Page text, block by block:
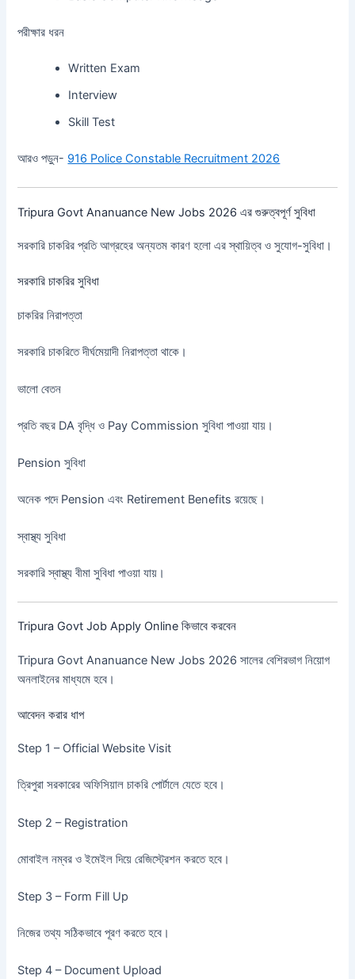
পরীক্ষার ধরন
Written Exam
Interview
Skill Test
আরও পড়ুন- 916 Police Constable Recruitment 2026
Tripura Govt Ananuance New Jobs 2026 এর গুরুত্বপূর্ণ সুবিধা
সরকারি চাকরির প্রতি আগ্রহের অন্যতম কারণ হলো এর স্থায়িত্ব ও সুযোগ-সুবিধা।
সরকারি চাকরির সুবিধা
চাকরির নিরাপত্তা
সরকারি চাকরিতে দীর্ঘমেয়াদী নিরাপত্তা থাকে।
ভালো বেতন
প্রতি বছর DA বৃদ্ধি ও Pay Commission সুবিধা পাওয়া যায়।
Pension সুবিধা
অনেক পদে Pension এবং Retirement Benefits রয়েছে।
স্বাস্থ্য সুবিধা
সরকারি স্বাস্থ্য বীমা সুবিধা পাওয়া যায়।
Tripura Govt Job Apply Online কিভাবে করবেন
Tripura Govt Ananuance New Jobs 2026 সালের বেশিরভাগ নিয়োগ
অনলাইনের মাধ্যমে হবে।
আবেদন করার ধাপ
Step 1 – Official Website Visit
ত্রিপুরা সরকারের অফিসিয়াল চাকরি পোর্টালে যেতে হবে।
Step 2 – Registration
মোবাইল নম্বর ও ইমেইল দিয়ে রেজিস্ট্রেশন করতে হবে।
Step 3 – Form Fill Up
নিজের তথ্য সঠিকভাবে পূরণ করতে হবে।
Step 4 – Document Upload